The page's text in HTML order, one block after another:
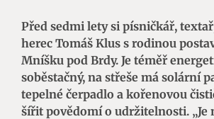
Před sedmi lety si písničkář,
herec Tomáš Klus s rodinou
Mníšku pod Brdy. Je téměř
soběstačný, na střeše má solární
tepelné čerpadlo a kořenovou
šířit povědomí o udržitelnosti. „Je